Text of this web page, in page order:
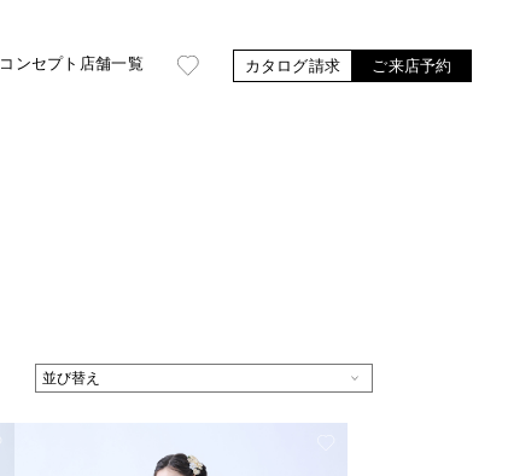
カタログ請求 ご来店予約
コンセプト 店舗一覧